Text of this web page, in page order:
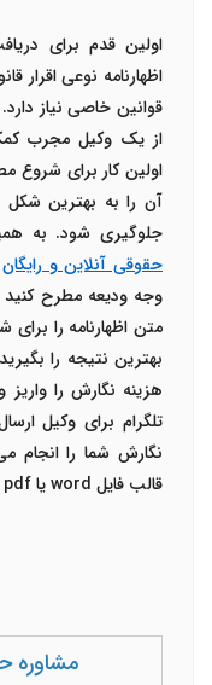
اولین قدم برای
اظهارنامه نوعی اقرار
قوانین خاصی نیاز
از یک وکیل مجرب کمک
اولین کار برای شروع
آن را به بهترین
جلوگیری شود. به
حقوقی آنلاین و رایگان
وجه ودیعه مطرح
متن اظهارنامه را برای
بهترین نتیجه را
هزینه نگارش را
تلگرام برای وکیل
قالب فایل wordیاpdf
مشاوره